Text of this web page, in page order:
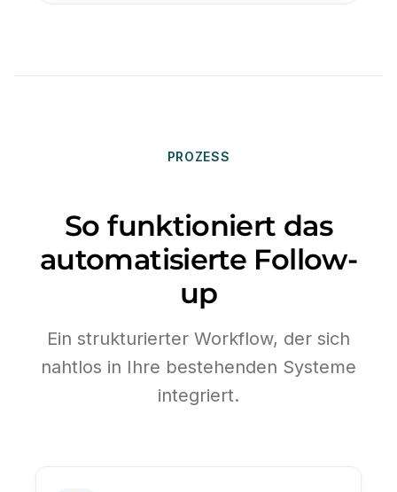
PROZESS
So funktioniert das
automatisierte Follow-
up
Ein strukturierter Workflow, der sich
nahtlos in Ihre bestehenden Systeme
integriert.